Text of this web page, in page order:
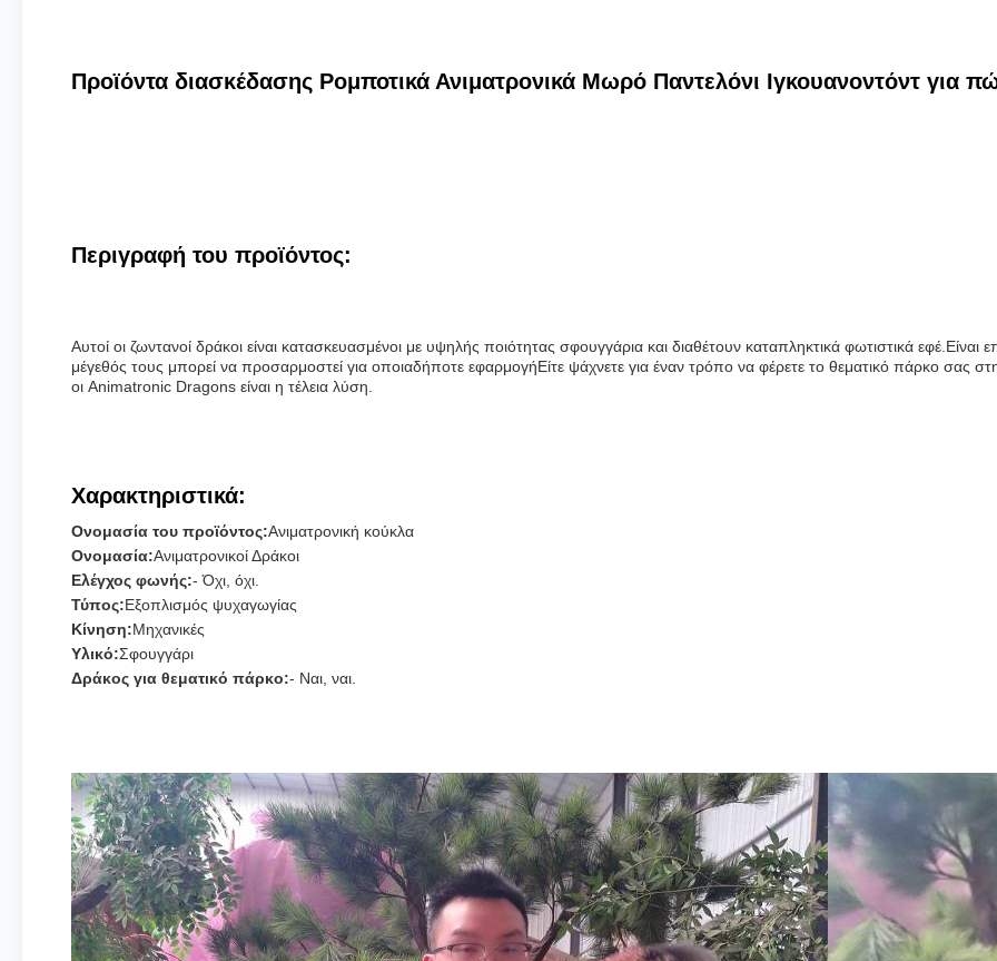
Προϊόντα διασκέδασης Ρομποτικά Ανιματρονικά Μωρό Παντελόνι Ιγκουανοντόντ για
Περιγραφή του προϊόντος:
Αυτοί οι ζωντανοί δράκοι είναι κατασκευασμένοι με υψηλής ποιότητας σφουγγάρια και διαθέτουν καταπληκτικά φωτιστικά
μέγεθός τους μπορεί να προσαρμοστεί για οποιαδήποτε εφαρμογήΕίτε ψάχνετε για έναν τρόπο να φέρετε το θεματικό πάρκο σας
οι Animatronic Dragons είναι η τέλεια λύση.
Χαρακτηριστικά:
Ονομασία του προϊόντος:Ανιματρονική κούκλα
Ονομασία:Ανιματρονικοί Δράκοι
Ελέγχος φωνής:- Όχι, όχι.
Τύπος:Εξοπλισμός ψυχαγωγίας
Κίνηση:Μηχανικές
Υλικό:Σφουγγάρι
Δράκος για θεματικό πάρκο:- Ναι, ναι.